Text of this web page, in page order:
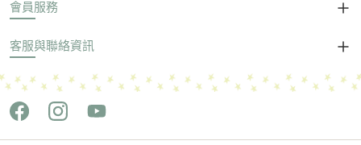
會員服務
客服與聯絡資訊